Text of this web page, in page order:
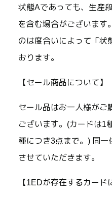
状態Aであっても、生産
を含む場合がございます
のは度合いによって「状
おります。
【セール商品について】
セール品はお一人様がご
ございます。(カードは1
種につき3点まで。) 同一
させていただきます。
【1EDが存在するカード